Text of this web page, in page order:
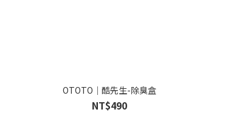
OTOTO｜酷先生-除臭盒
NT$490